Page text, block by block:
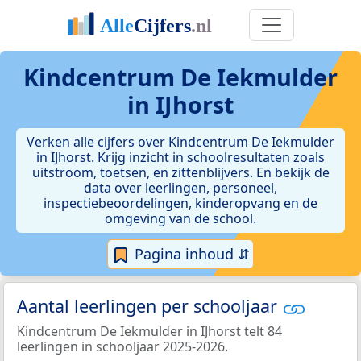
Kindcentrum De Iekmulder
in IJhorst
Verken alle cijfers over Kindcentrum De Iekmulder
in IJhorst. Krijg inzicht in schoolresultaten zoals
uitstroom, toetsen, en zittenblijvers. En bekijk de
data over leerlingen, personeel,
inspectiebeoordelingen, kinderopvang en de
omgeving van de school.
Pagina inhoud ⇵
Aantal leerlingen per schooljaar
Kindcentrum De Iekmulder in IJhorst telt 84
leerlingen in schooljaar 2025-2026.